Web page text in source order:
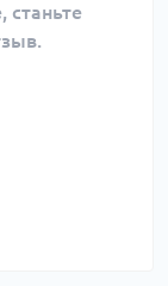
станьте